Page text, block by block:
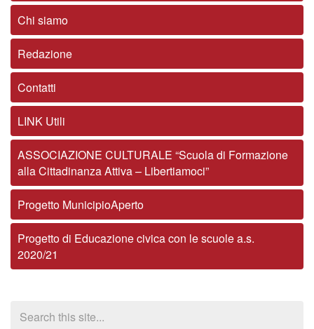
Chi siamo
Redazione
Contatti
LINK Utili
ASSOCIAZIONE CULTURALE “Scuola di Formazione
alla Cittadinanza Attiva – Libertiamoci”
Progetto MunicipioAperto
Progetto di Educazione civica con le scuole a.s.
2020/21